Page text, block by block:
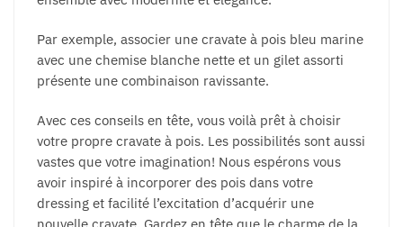
Par exemple, associer une cravate à pois bleu marine
avec une chemise blanche nette et un gilet assorti
présente une combinaison ravissante.
Avec ces conseils en tête, vous voilà prêt à choisir
votre propre cravate à pois. Les possibilités sont aussi
vastes que votre imagination! Nous espérons vous
avoir inspiré à incorporer des pois dans votre
dressing et facilité l’excitation d’acquérir une